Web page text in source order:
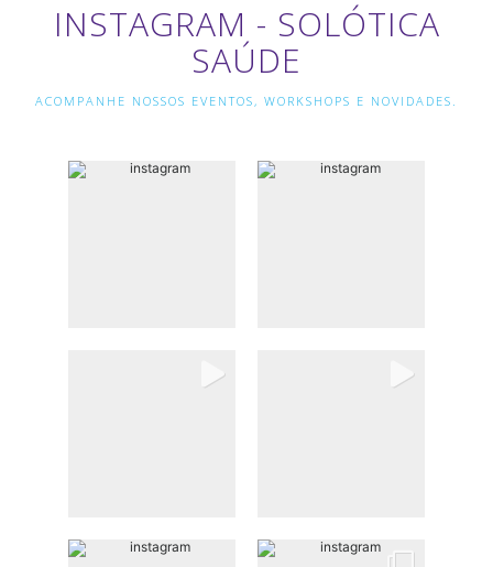
INSTAGRAM - SOLÓTICA
SAÚDE
ACOMPANHE NOSSOS EVENTOS, WORKSHOPS E NOVIDADES.